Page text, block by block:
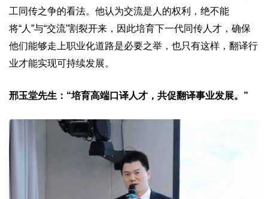
工同传之争的看法。他认为交流是人的权利，绝不能
将“人”与“交流”割裂开来，因此培育下一代同传人才，确保
他们能够走上职业化道路是必要之举，也只有这样，翻译行
业才能实现可持续发展。
邢玉堂先生：“培育高端口译人才，共促翻译事业发展。”